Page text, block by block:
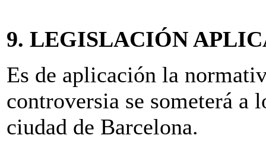
9. LEGISLACIÓN
Es de aplicación la
controversia se someterá a
ciudad de Barcelona.